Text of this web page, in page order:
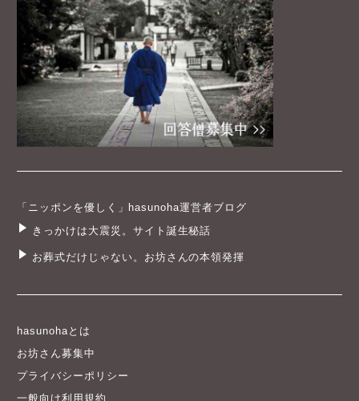
「ニッポンを優しく」hasunoha運営者ブログ
きっかけは大震災。サイト誕生秘話
お葬式だけじゃない。お坊さんの本領発揮
hasunohaとは
お坊さん募集中
プライバシーポリシー
一般向け利用規約